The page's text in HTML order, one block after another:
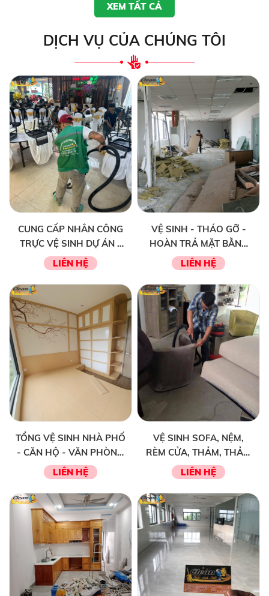
XEM TẤT CẢ
DỊCH VỤ CỦA CHÚNG TÔI
CUNG CẤP NHÂN CÔNG
TRỰC VỆ SINH DỰ ÁN -
TIỆC TẤT NIÊN - TIỆC
CƯỚI - HỘI NGHỊ
LIÊN HỆ
VỆ SINH - THÁO GỠ -
HOÀN TRẢ MẶT BẰNG
KINH DOANH - VĂN
PHÒNG
LIÊN HỆ
TỔNG VỆ SINH NHÀ PHỐ
- CĂN HỘ - VĂN PHÒNG
ĐỊNH KÌ
LIÊN HỆ
VỆ SINH SOFA, NỆM,
RÈM CỬA, THẢM, THẢM
TRANG TRÍ VĂN PHÒNG
- NHÀ PHỐ
LIÊN HỆ